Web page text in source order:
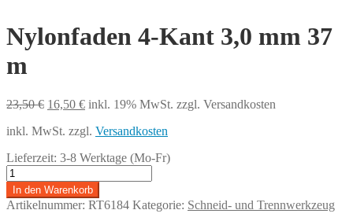
Nylonfaden 4-Kant 3,0 mm 37
m
23,50€ Ursprünglicher
war:
16,50 €Aktueller
ist:
inkl. 19% MwSt. zzgl. Versandkosten
inkl. MwSt. zzgl. Versandkosten
Lieferzeit: 3-8 Werktage (Mo-Fr)
Nylonfaden
4-
Kant
3,0
In den Warenkorb
Artikelnummer: RT6184 Kategorie: Schneid- und Trennwerkzeug